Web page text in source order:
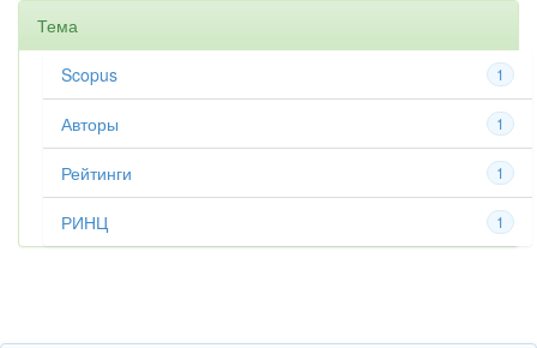
Тема
1
Scopus
1
Авторы
1
Рейтинги
1
РИНЦ